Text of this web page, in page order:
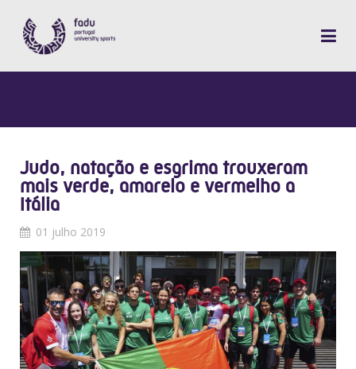
Judo, natação e esgrima trouxeram
mais verde, amarelo e vermelho a
Itália
01 julho 2019